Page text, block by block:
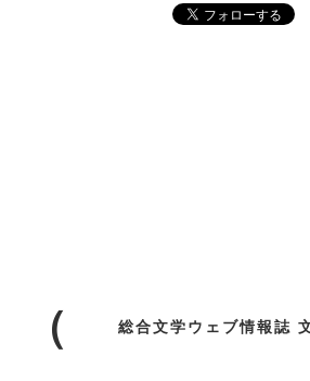
総合文学ウェブ情報誌